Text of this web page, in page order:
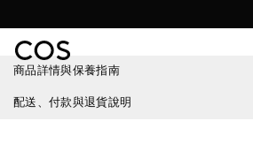
商品詳情與保養指南
配送、付款與退貨說明